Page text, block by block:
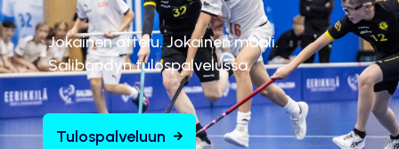
Jokainen ottelu. Jokainen maali.
Salibandyn tulospalvelussa.
Tulospalveluun